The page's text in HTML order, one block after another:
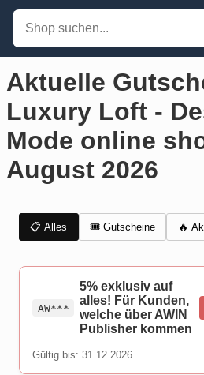
Aktuelle
Luxury Loft -
Mode online
August 2026
📋 Alles 🎟️ Gutscheine 🔥
AW***
5% exklusiv auf
alles! Für Kunden,
welche über AWIN
Publisher kommen
Gültig bis: 31.12.2026